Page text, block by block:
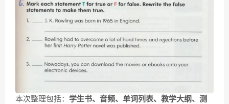
本次整理包括： 学生书、音频、单词列表、教学大纲、测